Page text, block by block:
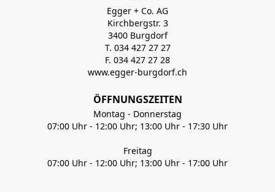
Egger + Co. AG
Kirchbergstr. 3
3400 Burgdorf
T. 034 427 27 27
F. 034 427 27 28
www.egger-burgdorf.ch
ÖFFNUNGSZEITEN
Montag - Donnerstag
07:00 Uhr - 12:00 Uhr; 13:00 Uhr - 17:30 Uhr
Freitag
07:00 Uhr - 12:00 Uhr; 13:00 Uhr - 17:00 Uhr